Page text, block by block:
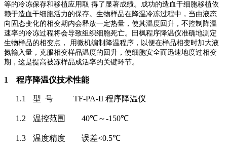
等的冷冻保存和移植应用取 得了显著成绩。成功的造血干细胞移植依
赖于造血干细胞活力的保存。生物样品在降温冷冻过程中，当由液态
向固态变化的相变期内会释放一定热量，使其温度回升，不控制降温
速率的冷冻过程将会导致组织细胞死亡。田枫程序降温仪准确地测定
生物样品的相变点， 用微机编制降温程序，以便在样品相变时加大液
氮输入量，克服相变样品温度的回升，使细胞安全而迅速地度过相变
期，这是提高被冻样品成活率的关键环节。
1 程序降温仪技术性能
1.1 型 号 TF-PA-II 程序降温仪
1.2 温控范围 40℃～-150℃
1.3 温度精度 误差<0.5℃